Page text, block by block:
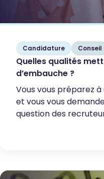
Candidature Conseil
Quelles qualités
d’embauche ?
Vous vous préparez
et vous vous
question des